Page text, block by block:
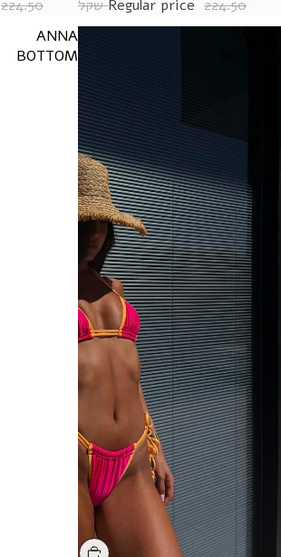
Regular price 224.50 שקל
224.50 שקל
ANNA
BOTTOM